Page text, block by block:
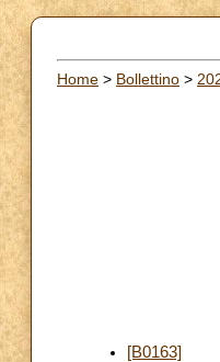
Home > Bollettino >
[B0163]